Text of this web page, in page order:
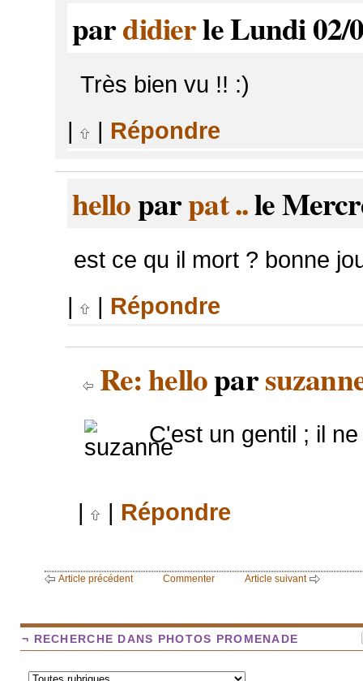
pardidierle Lundi 02/
Très bien vu !! :)
|
| Répondre
helloparpat ..le
est ce qu il mort ? bonne
|
| Répondre
Re: hellopar
C'est un gentil ; il
| | Répondre
Article précédent Commenter Article suivant
¬ RECHERCHE DANS PHOTOS PROMENADE